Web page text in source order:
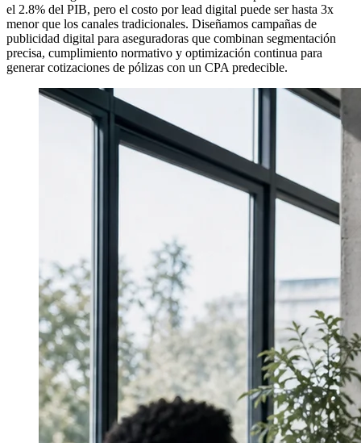
el 2.8% del PIB, pero el costo por lead digital puede ser hasta 3x
menor que los canales tradicionales. Diseñamos campañas de
publicidad digital para aseguradoras que combinan segmentación
precisa, cumplimiento normativo y optimización continua para
generar cotizaciones de pólizas con un CPA predecible.